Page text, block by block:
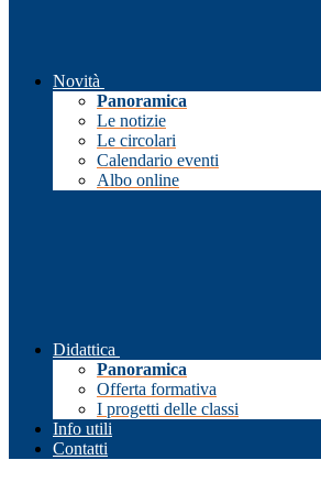
Novità
Panoramica
Le notizie
Le circolari
Calendario eventi
Albo online
Didattica
Panoramica
Offerta formativa
I progetti delle classi
Info utili
Contatti